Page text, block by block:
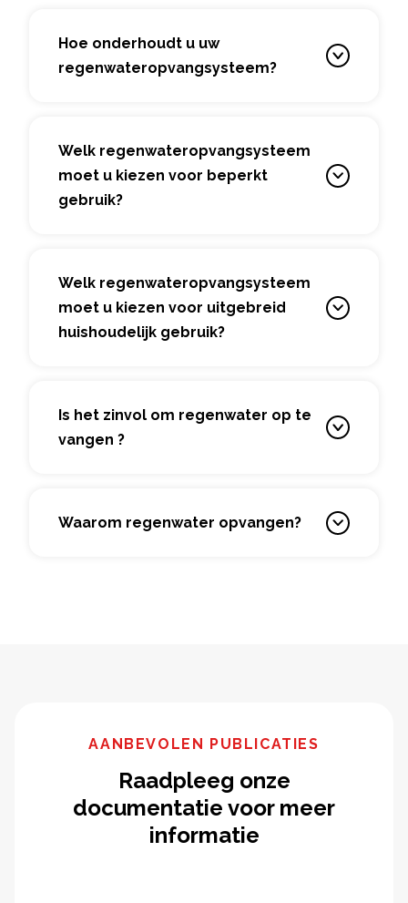
Hoe onderhoudt u uw
regenwateropvangsysteem?
Welk regenwateropvangsysteem
moet u kiezen voor beperkt
gebruik?
Welk regenwateropvangsysteem
moet u kiezen voor uitgebreid
huishoudelijk gebruik?
Is het zinvol om regenwater op te
vangen ?
Waarom regenwater opvangen?
AANBEVOLEN PUBLICATIES
Raadpleeg onze
documentatie voor meer
informatie